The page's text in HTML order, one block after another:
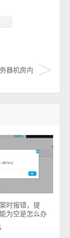
器机房内
时报错，提
为空是怎么办